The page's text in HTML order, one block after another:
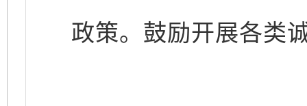
政策。鼓励开展各类